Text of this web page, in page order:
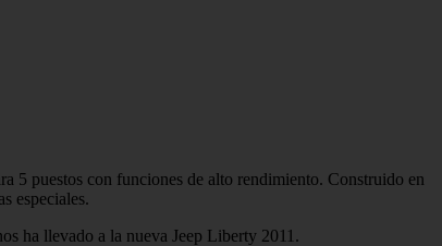
5 puestos con funciones de alto rendimiento. Construido en
especiales.
ha llevado a la nueva Jeep Liberty 2011.